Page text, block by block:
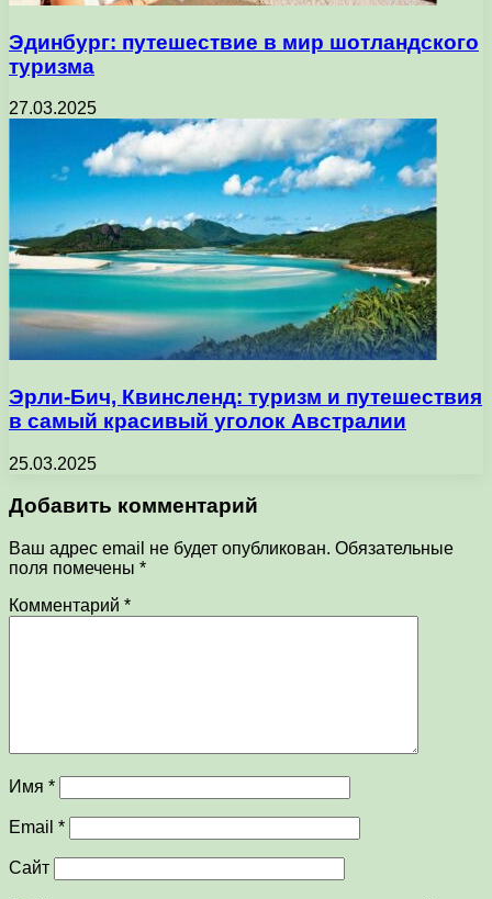
Эдинбург: путешествие в мир шотландского
туризма
27.03.2025
Эрли-Бич, Квинсленд: туризм и путешествия
в самый красивый уголок Австралии
25.03.2025
Добавить комментарий
Ваш адрес email не будет опубликован. Обязательные
поля помечены *
Комментарий *
Имя *
Email *
Сайт